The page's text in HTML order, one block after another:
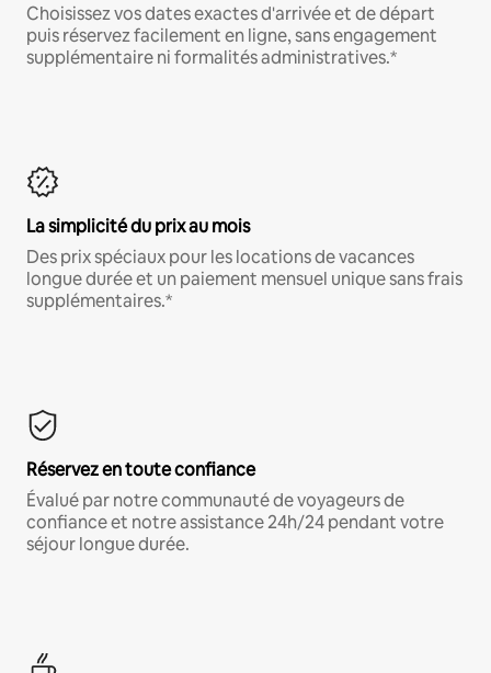
Choisissez vos dates exactes d'arrivée et de départ
puis réservez facilement en ligne, sans engagement
supplémentaire ni formalités administratives.*
La simplicité du prix au mois
Des prix spéciaux pour les locations de vacances
longue durée et un paiement mensuel unique sans frais
supplémentaires.*
Réservez en toute confiance
Évalué par notre communauté de voyageurs de
confiance et notre assistance 24h/24 pendant votre
séjour longue durée.